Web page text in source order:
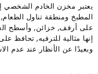
يعتبر مخزن الخادم الشخصي
المطبخ ومنطقة تناول
على أرفف, خزائن, وأسطح
إنها مثالية للترفيه, تحافظ
وبعيدًا عن الأنظار عند عدم